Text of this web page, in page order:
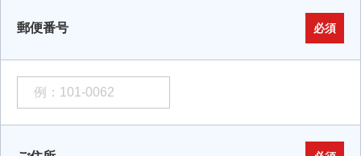
郵便番号 必須